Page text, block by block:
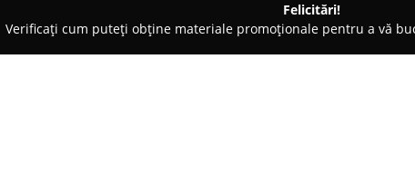
Felicitări!
Verificați cum puteți obține materiale promoționale pentru a vă